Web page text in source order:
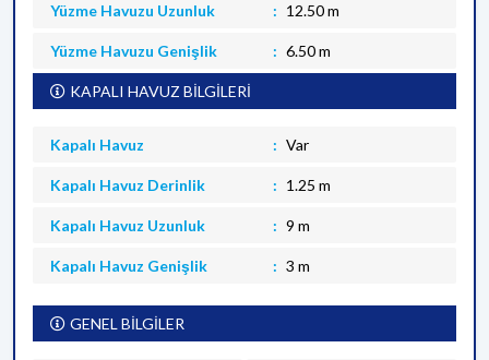
Yüzme Havuzu Uzunluk 12.50 m
Yüzme Havuzu Genişlik 6.50 m
KAPALI HAVUZ BİLGİLERİ
Kapalı Havuz Var
Kapalı Havuz Derinlik 1.25 m
Kapalı Havuz Uzunluk 9 m
Kapalı Havuz Genişlik 3 m
GENEL BİLGİLER